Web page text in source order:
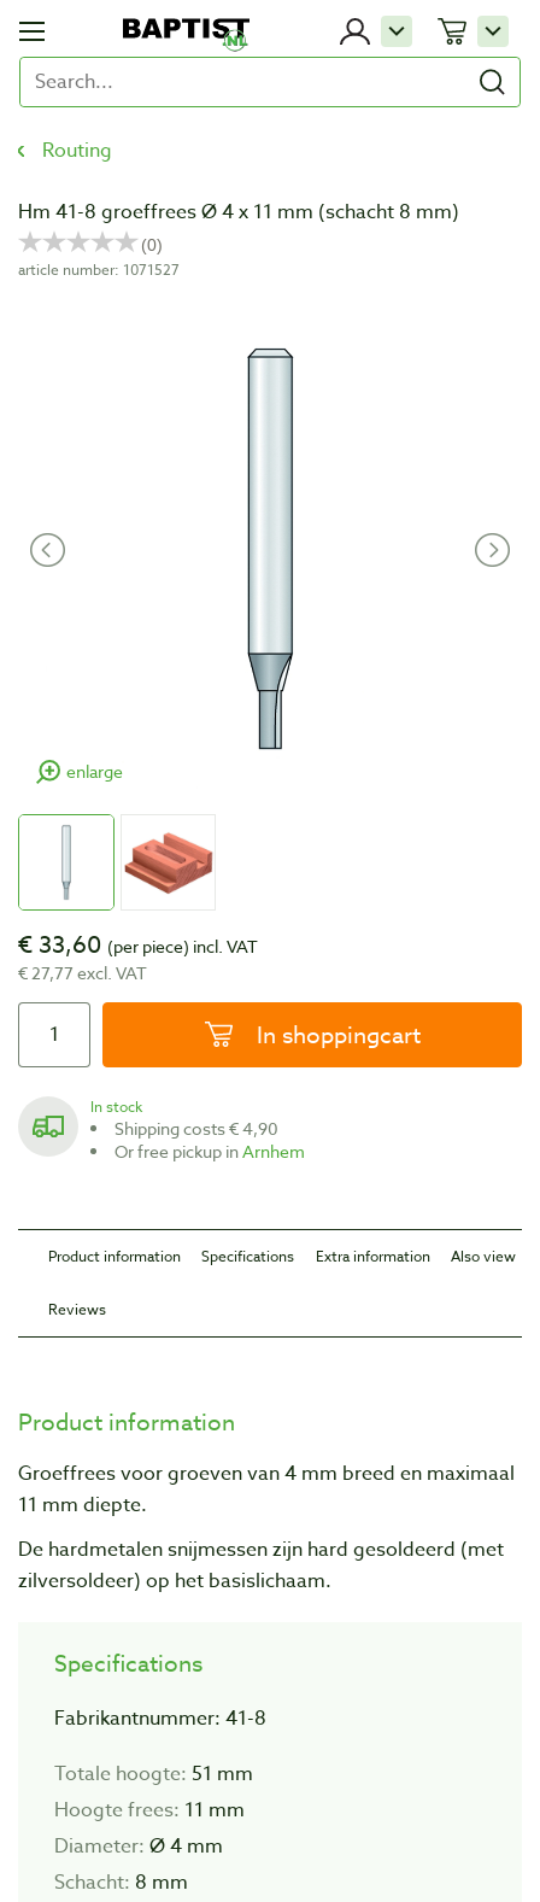
Routing
Hm 41-8 groeffrees Ø 4 x 11 mm (schacht 8 mm)
article number: 1071527
enlarge
€ 33,60 (per piece) incl. VAT
€ 27,77 excl. VAT
In shoppingcart
In stock
Shipping costs € 4,90
Or free pickup inArnhem
Product information Specifications Extra information Also view
Reviews
Product information
Groeffrees voor groeven van 4 mm breed en maximaal
11 mm diepte.
De hardmetalen snijmessen zijn hard gesoldeerd (met
zilversoldeer) op het basislichaam.
Specifications
Fabrikantnummer: 41-8
Totale hoogte: 51 mm
Hoogte frees: 11 mm
Diameter: Ø 4 mm
Schacht: 8 mm